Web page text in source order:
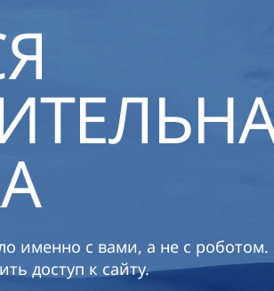
именно с вами, а не с роботом.
доступ к сайту.